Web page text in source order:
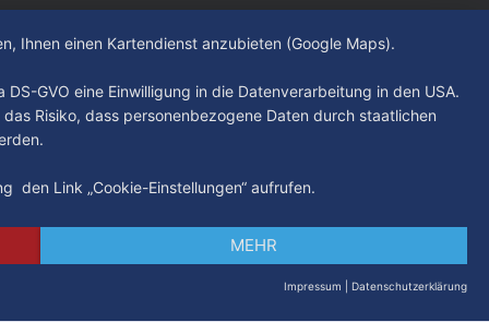
Ihnen einen Kartendienst anzubieten (Google Maps).
GVO eine Einwilligung in die Datenverarbeitung in den USA.
Risiko, dass personenbezogene Daten durch staatlichen
den Link „Cookie-Einstellungen“ aufrufen.
MEHR
Impressum Datenschutzerklärung